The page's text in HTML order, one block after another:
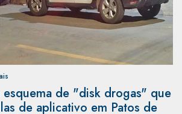
esquema de "disk drogas" que
de aplicativo em Patos de